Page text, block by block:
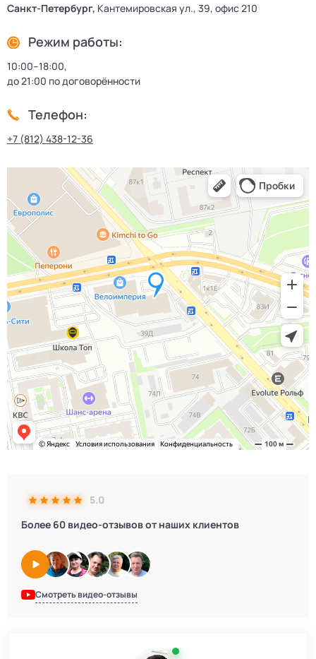
5.0
Более 60 видео-отзывов от наших клиентов
Смотреть видео-отзывы
Санкт-Петербург, Кантемировская ул., 39, офис 210
Режим работы:
10:00–18:00,
до 21:00 по договорённости
Телефон:
+7 (812) 438-12-36